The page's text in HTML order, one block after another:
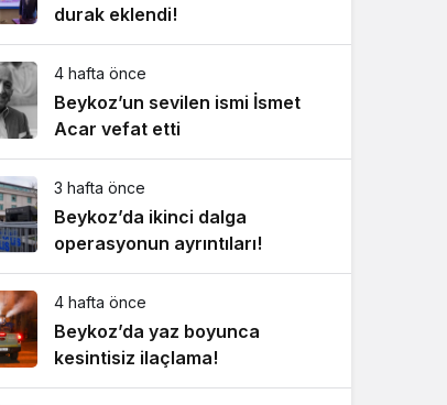
durak eklendi!
4 hafta önce
Beykoz’un sevilen ismi İsmet
Acar vefat etti
3 hafta önce
Beykoz’da ikinci dalga
operasyonun ayrıntıları!
4 hafta önce
Beykoz’da yaz boyunca
kesintisiz ilaçlama!